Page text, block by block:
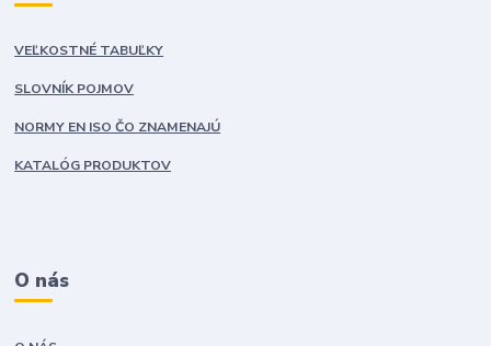
VEĽKOSTNÉ TABUĽKY
SLOVNÍK POJMOV
NORMY EN ISO ČO ZNAMENAJÚ
KATALÓG PRODUKTOV
O nás